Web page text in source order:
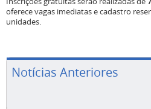
oferece vagas imediatas e cadastro
unidades.
Notícias Anteriores